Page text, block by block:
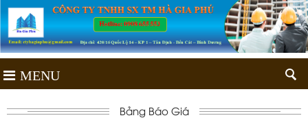
MENU
Bảng Báo Giá